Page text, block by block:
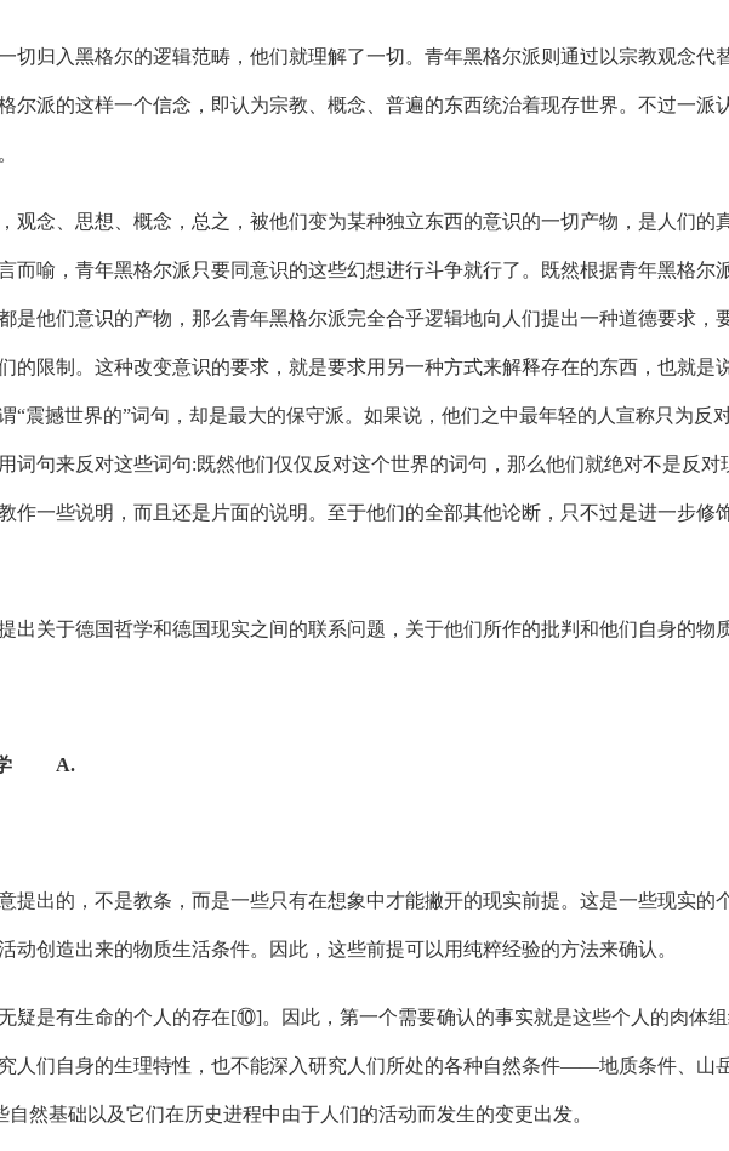
归入黑格尔的逻辑范畴，他们就理解了一切。青年黑格尔派则通过以宗教观念代
尔派的这样一个信念，即认为宗教、概念、普遍的东西统治着现存世界。不过一派
念、思想、概念，总之，被他们变为某种独立东西的意识的一切产物，是人们的
而喻，青年黑格尔派只要同意识的这些幻想进行斗争就行了。既然根据青年黑格尔
是他们意识的产物，那么青年黑格尔派完全合乎逻辑地向人们提出一种道德要求
的限制。这种改变意识的要求，就是要求用另一种方式来解释存在的东西，也就是
“震撼世界的”词句，却是最大的保守派。如果说，他们之中最年轻的人宣称只为反
词句来反对这些词句:既然他们仅仅反对这个世界的词句，那么他们就绝对不是反
作一些说明，而且还是片面的说明。至于他们的全部其他论断，只不过是进一步修
关于德国哲学和德国现实之间的联系问题，关于他们所作的批判和他们自身的物
哲学 A.
出的，不是教条，而是一些只有在想象中才能撇开的现实前提。这是一些现实的
动创造出来的物质生活条件。因此，这些前提可以用纯粹经验的方法来确认。
是有生命的个人的存在[⑩]。因此，第一个需要确认的事实就是这些个人的肉体组
人们自身的生理特性，也不能深入研究人们所处的各种自然条件——地质条件、山
然基础以及它们在历史进程中由于人们的活动而发生的变更出发。